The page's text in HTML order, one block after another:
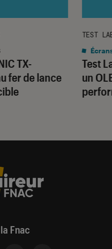
TX-
fer de lance
5
Test
un
TEST
Fnac